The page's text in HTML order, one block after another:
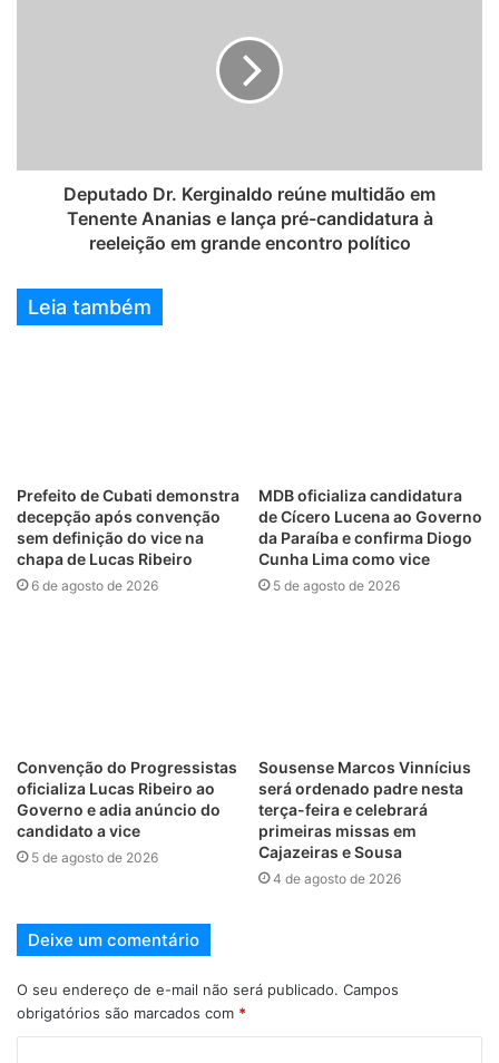
Deputado Dr. Kerginaldo reúne multidão em
Tenente Ananias e lança pré-candidatura à
reeleição em grande encontro político
Leia também
Prefeito de Cubati demonstra
decepção após convenção
sem definição do vice na
chapa de Lucas Ribeiro
6 de agosto de 2026
MDB oficializa candidatura
de Cícero Lucena ao Governo
da Paraíba e confirma Diogo
Cunha Lima como vice
5 de agosto de 2026
Convenção do Progressistas
oficializa Lucas Ribeiro ao
Governo e adia anúncio do
candidato a vice
5 de agosto de 2026
Sousense Marcos Vinnícius
será ordenado padre nesta
terça-feira e celebrará
primeiras missas em
Cajazeiras e Sousa
4 de agosto de 2026
Deixe um comentário
O seu endereço de e-mail não será publicado. Campos
obrigatórios são marcados com *